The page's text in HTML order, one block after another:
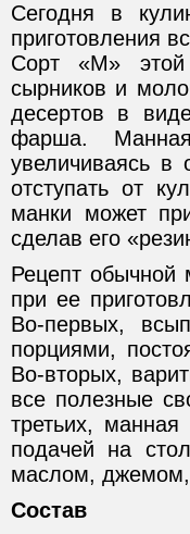
Сегодня в
приготовления
Сорт «М» этой
сырников и
десертов в
фарша.
увеличиваясь
отступать от
манки может
сделав его
Рецепт обычной
при ее
Во-первых,
порциями,
Во-вторых,
все полезные
третьих,
подачей на
маслом, джемом,
Состав